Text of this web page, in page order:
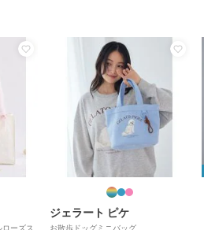
ローズス
ジェラート ピケ
お散歩ドッグミニバッグ